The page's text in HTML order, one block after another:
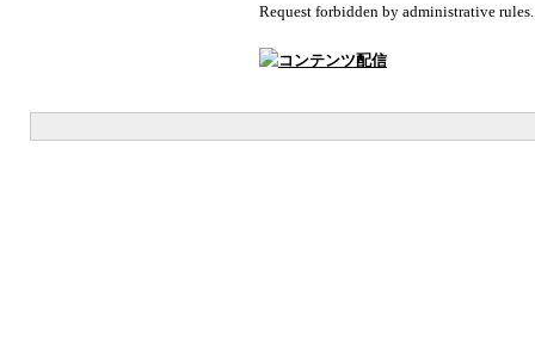
Request forbidden by administrative rules.